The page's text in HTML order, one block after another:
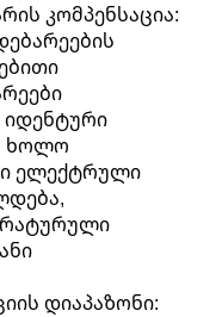
კომპენსაცია:
ხოლო
ელექტრული
დიაპაზონი: